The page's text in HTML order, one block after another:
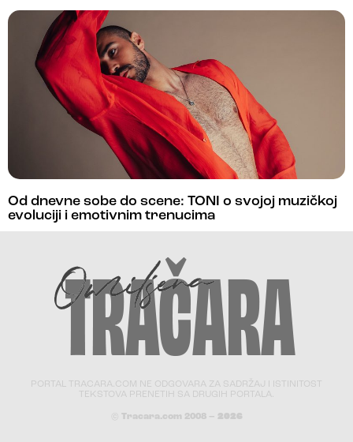
Od dnevne sobe do scene: TONI o svojoj muzičkoj
evoluciji i emotivnim trenucima
PORTAL TRACARA.COM NE ODGOVARA ZA SADRŽAJ I ISTINITOST
TEKSTOVA PRENETIH SA DRUGIH PORTALA.
© Tracara.com 2008 – 2026